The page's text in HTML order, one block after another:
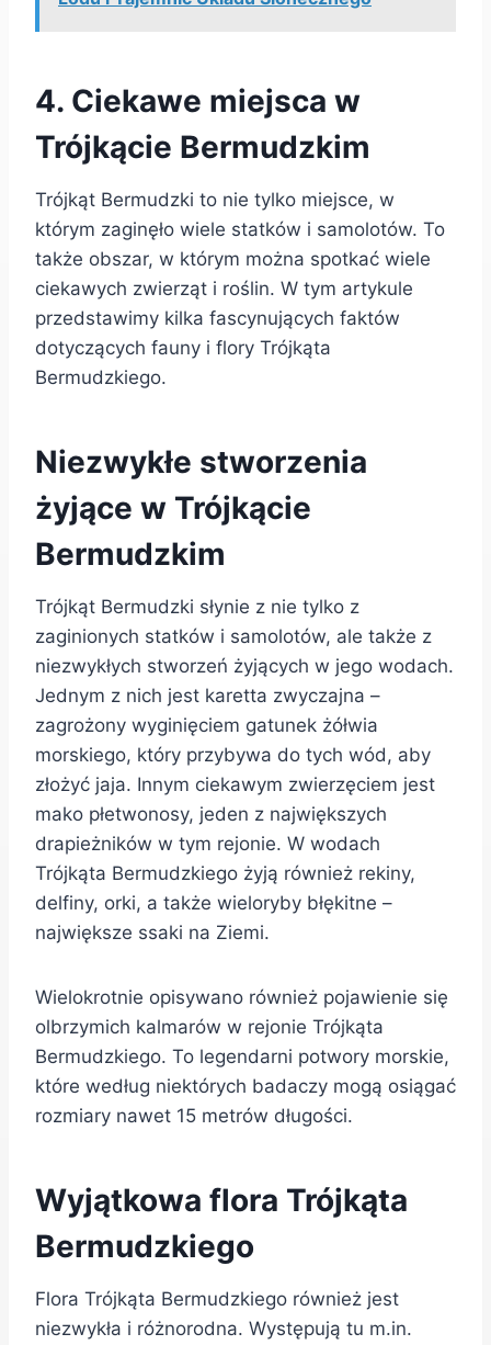
4. Ciekawe miejsca w
Trójkącie Bermudzkim
Trójkąt Bermudzki to nie tylko miejsce, w
którym zaginęło wiele statków i samolotów. To
także obszar, w którym można spotkać wiele
ciekawych zwierząt i roślin. W tym artykule
przedstawimy kilka fascynujących faktów
dotyczących fauny i flory Trójkąta
Bermudzkiego.
Niezwykłe stworzenia
żyjące w Trójkącie
Bermudzkim
Trójkąt Bermudzki słynie z nie tylko z
zaginionych statków i samolotów, ale także z
niezwykłych stworzeń żyjących w jego wodach.
Jednym z nich jest karetta zwyczajna –
zagrożony wyginięciem gatunek żółwia
morskiego, który przybywa do tych wód, aby
złożyć jaja. Innym ciekawym zwierzęciem jest
mako płetwonosy, jeden z największych
drapieżników w tym rejonie. W wodach
Trójkąta Bermudzkiego żyją również rekiny,
delfiny, orki, a także wieloryby błękitne –
największe ssaki na Ziemi.
Wielokrotnie opisywano również pojawienie się
olbrzymich kalmarów w rejonie Trójkąta
Bermudzkiego. To legendarni potwory morskie,
które według niektórych badaczy mogą osiągać
rozmiary nawet 15 metrów długości.
Wyjątkowa flora Trójkąta
Bermudzkiego
Flora Trójkąta Bermudzkiego również jest
niezwykła i różnorodna. Występują tu m.in.